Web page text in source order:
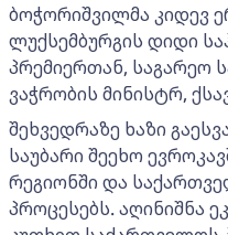
ბოჭორიშვილმა კიდევ
ლუქსემბურგის დიდი
პრემიერთან, საგარეო
ვაჭრობის მინისტრ,
შეხვედრაზე ხაზი
საუბარი შეეხო
რეგიონში და
პროცესებს. აღინიშნა